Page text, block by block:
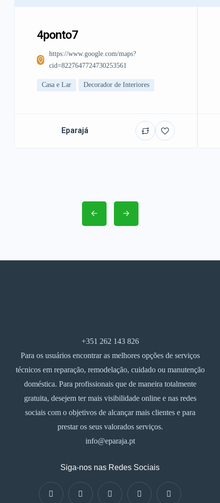
4ponto7
https://www.google.com/maps?
cid=8227647724730253561
Casa e Lar Decorador de Interiores
Eparajá
+351 262 143 826
Para os usuários encontrar as melhores opções de serviços
técnicos em reparação, remodelação, cuidado ou manutenção
doméstica. Para profissionais que de maneira totalmente
gratuita, desejem ter mais visibilidade online e nas redes
sociais com o objetivos de alcançar mais clientes e para
prestar os seus valorados serviços.
info@eparaja.pt
Siga-nos nas Redes Sociais